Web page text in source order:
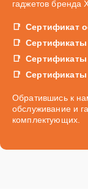
гаджетов бренда
Сертификат
Сертификаты
Обратившись к
обслуживание и
комплектующих.